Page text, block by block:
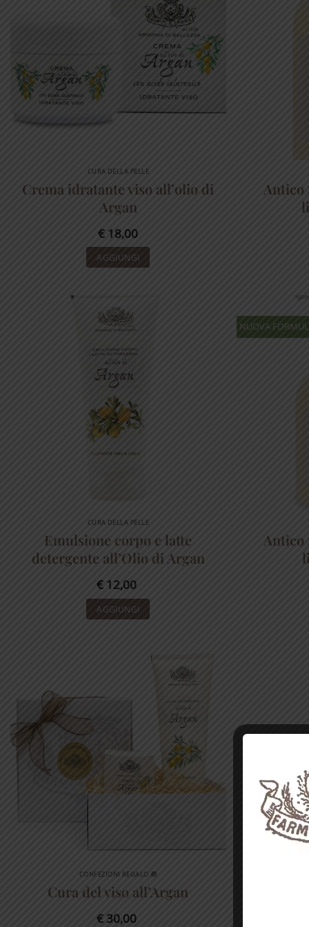
CURA DELLA PELLE
Crema idratante viso all’olio di
Argan
€ 18,00
AGGIUNGI
Antico
CURA DELLA PELLE
Emulsione corpo e latte
detergente all’Olio di Argan
€ 12,00
AGGIUNGI
NUOVA
Antico
CONFEZIONI REGALO 🎁
Cura del viso all’Argan
€30,00